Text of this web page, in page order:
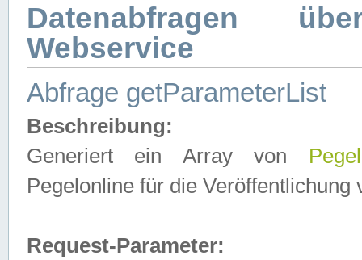
Datenabfragen
Webservice
Abfrage getParameterList
Beschreibung:
Generiert ein Array von
Pegelonline für die Veröffentlichung
Request-Parameter: